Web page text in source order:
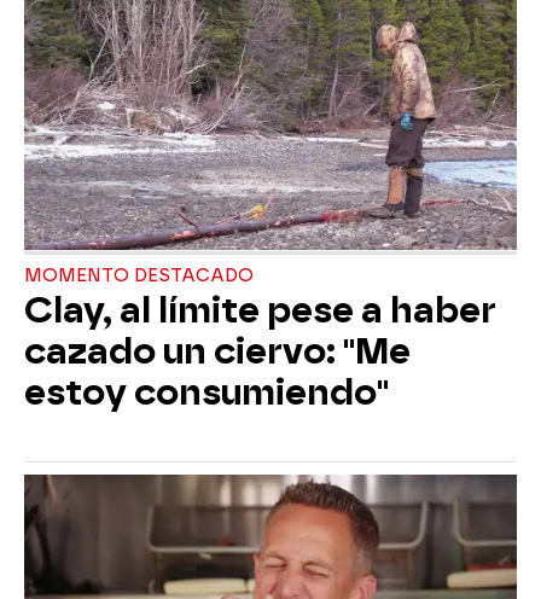
MOMENTO DESTACADO
Clay, al límite pese a haber
cazado un ciervo: "Me
estoy consumiendo"